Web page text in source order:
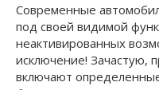
Современные
под своей видимой
неактивированных
исключение! Зачастую,
включают